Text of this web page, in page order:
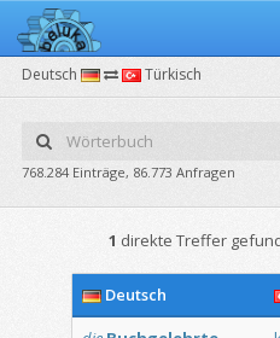
Deutsch Türkisch
768.284 Einträge, 86.773 Anfragen
1 direkte Treffer
Deutsch